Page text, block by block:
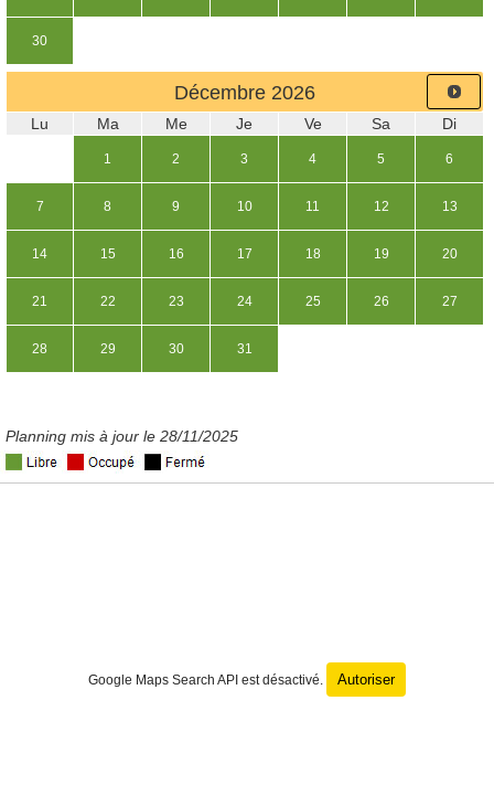
30
Décembre 2026
Lu Ma Me Je Ve Sa Di
1 2 3 4 5 6
7 8 9 10 11 12 13
14 15 16 17 18 19 20
21 22 23 24 25 26 27
28 29 30 31
Planning mis à jour le 28/11/2025
Google Maps Search API est désactivé. Autoriser